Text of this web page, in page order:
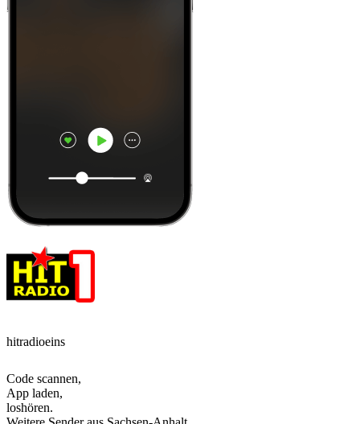
hitradioeins
Code scannen,
App laden,
loshören.